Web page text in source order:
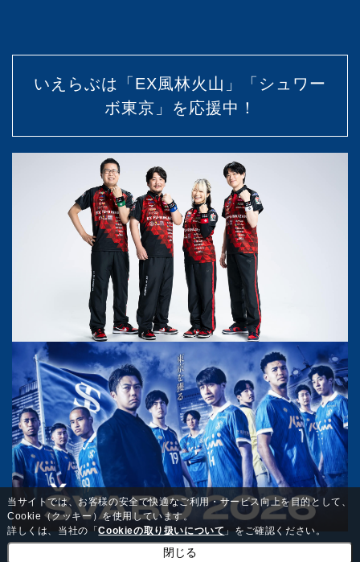
いえらぶは「EX風林火山」「シュワー
ボ東京」を応援中！
当サイトでは、お客様の安全で快適なご利用・サービス向上を目的として、
Cookie（クッキー）を使用しています。
詳しくは、当社の「Cookieの取り扱いについて 」をご確認ください。
閉じる